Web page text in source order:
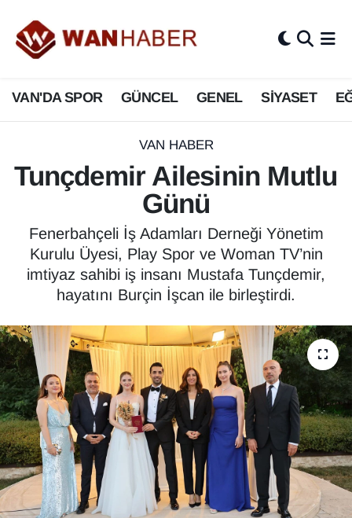
VAN'DA SPOR GÜNCEL GENEL SİYASET
VAN HABER
Tunçdemir Ailesinin Mutlu
Günü
Fenerbahçeli İş Adamları Derneği Yönetim
Kurulu Üyesi, Play Spor ve Woman TV’nin
imtiyaz sahibi iş insanı Mustafa Tunçdemir,
hayatını Burçin İşcan ile birleştirdi.
3.SAYFA
ASAYİŞ
BİLİM VE TEKNOLOJİ
Biyografi
ÇEVRE
Deprem
Dernekler, Odalar
Diğer
DÜNYA
EĞİTİM
EKONOMİ
Van Nöbetçi Eczaneler
Van Hava Durumu
Van Namaz Vakitleri
Van Trafik Yoğunluk Haritası
Tüm Manşetler
Son Dakika Haberleri
Haber Arşivi